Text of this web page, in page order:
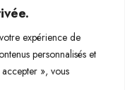
expérience de
personnalisés et
», vous
à 19h30